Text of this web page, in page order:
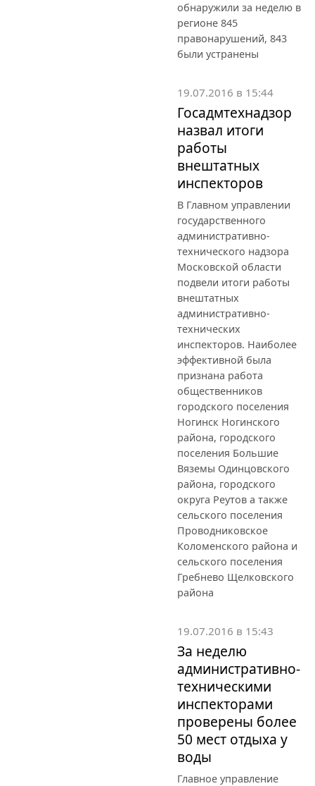
обнаружили за неделю в
регионе 845
правонарушений, 843
были устранены
19.07.2016 в 15:44
Госадмтехнадзор
назвал итоги
работы
внештатных
инспекторов
В Главном управлении
государственного
административно-
технического надзора
Московской области
подвели итоги работы
внештатных
административно-
технических
инспекторов. Наиболее
эффективной была
признана работа
общественников
городского поселения
Ногинск Ногинского
района, городского
поселения Большие
Вяземы Одинцовского
района, городского
округа Реутов а также
сельского поселения
Проводниковское
Коломенского района и
сельского поселения
Гребнево Щелковского
района
19.07.2016 в 15:43
За неделю
административно-
техническими
инспекторами
проверены более
50 мест отдыха у
воды
Главное управление